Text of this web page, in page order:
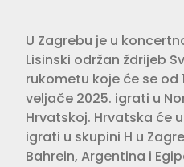
U Zagrebu je u
Lisinski održan ždrijeb
rukometu koje će se od
veljače 2025. igrati u
Hrvatskoj. Hrvatska će
igrati u skupini H u
Bahrein, Argentina i